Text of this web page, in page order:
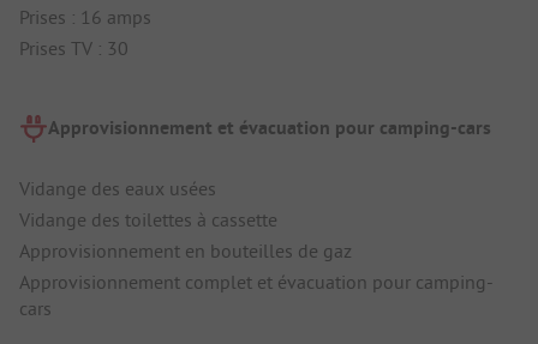
Prises : 16 amps
Prises TV : 30
Approvisionnement et évacuation pour camping-cars
Vidange des eaux usées
Vidange des toilettes à cassette
Approvisionnement en bouteilles de gaz
Approvisionnement complet et évacuation pour camping-
cars